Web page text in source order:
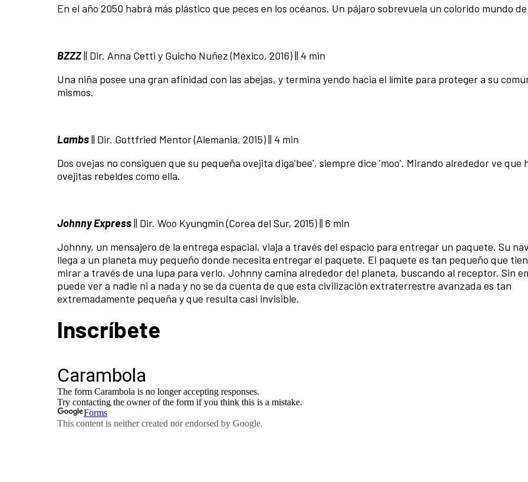
En el año 2050 habrá más plástico que peces en los océanos. Un pájaro sobrevuela un colorido mundo
BZZZ|| Dir. Anna Cetti y Guicho Nuñez (México, 2016) || 4 min
Una niña posee una gran afinidad con las abejas, y termina yendo hacia el límite para proteger a su
mismos.
Lambs|| Dir. Gottfried Mentor (Alemania, 2015) || 4 min
Dos ovejas no consiguen que su pequeña ovejita diga'bee', siempre dice 'moo'. Mirando alrededor ve que
ovejitas rebeldes como ella.
Johnny Express|| Dir. Woo Kyungmin (Corea del Sur, 2015) || 6 min
Johnny, un mensajero de la entrega espacial, viaja a través del espacio para entregar un paquete. Su
llega a un planeta muy pequeño donde necesita entregar el paquete. El paquete es tan pequeño que
mirar a través de una lupa para verlo. Johnny camina alrededor del planeta, buscando al receptor. Sin
puede ver a nadie ni a nada y no se da cuenta de que esta civilización extraterrestre avanzada es tan
extremadamente pequeña y que resulta casi invisible.
Inscríbete